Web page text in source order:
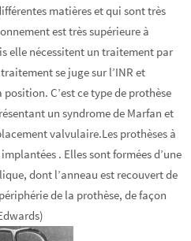
matières et qui sont très
est très supérieure à
elle nécessitent un traitement par
se juge sur l’INR et
C’est ce type de prothèse
un syndrome de Marfan et
valvulaire.Les prothèses à
. Elles sont formées d’une
dont l’anneau est recouvert de
de la prothèse, de façon